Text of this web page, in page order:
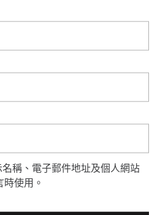
稱、電子郵件地址及個人網站
使用。